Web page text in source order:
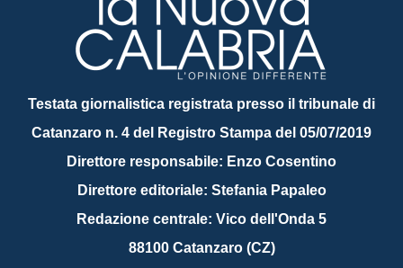
Testata giornalistica registrata presso il tribunale di
Catanzaro n. 4 del Registro Stampa del 05/07/2019
Direttore responsabile: Enzo Cosentino
Direttore editoriale: Stefania Papaleo
Redazione centrale: Vico dell'Onda 5
88100 Catanzaro (CZ)